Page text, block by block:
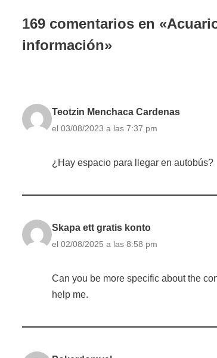
169 comentarios en
información»
Teotzin Menchaca Cardenas
el 03/08/2023 a las 7:37 pm
¿Hay espacio para llegar en autobús?
Skapa ett gratis konto
el 02/08/2025 a las 8:58 pm
Can you be more specific about the
help me.